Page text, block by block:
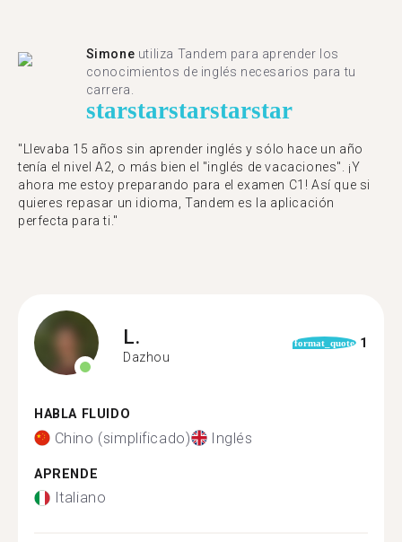
Simone utiliza Tandem para aprender los
conocimientos de inglés necesarios para tu
carrera.
starstarstarstarstar
"Llevaba 15 años sin aprender inglés y sólo hace un año
tenía el nivel A2, o más bien el "inglés de vacaciones". ¡Y
ahora me estoy preparando para el examen C1! Así que si
quieres repasar un idioma, Tandem es la aplicación
perfecta para ti."
L.
Dazhou
format_quote 1
HABLA FLUIDO
Chino (simplificado) Inglés
APRENDE
Italiano